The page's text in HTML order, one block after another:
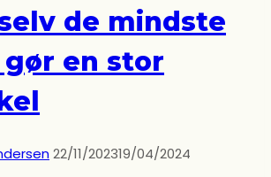
de mindste
en stor
22/11/202319/04/2024